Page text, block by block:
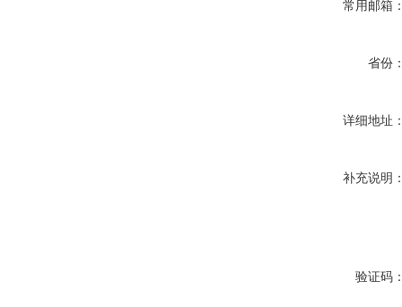
常用邮箱
省份
详细地址
补充说明
验证码